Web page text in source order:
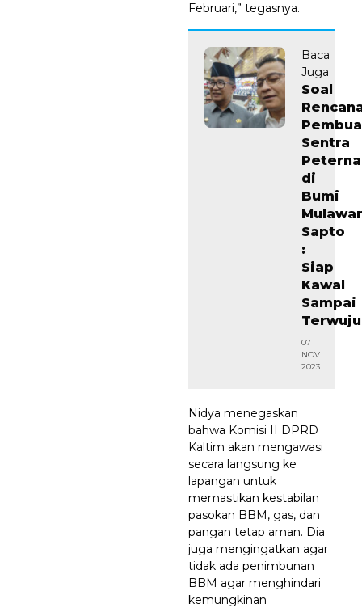
Februari,” tegasnya.
Baca
Juga
Soal
Sentra
di
Bumi
Sapto
:
Siap
Kawal
Sampai
07
NOV
2023
Nidya menegaskan
bahwa Komisi II DPRD
Kaltim akan mengawasi
secara langsung ke
lapangan untuk
memastikan kestabilan
pasokan BBM, gas, dan
pangan tetap aman. Dia
juga mengingatkan agar
tidak ada penimbunan
BBM agar menghindari
kemungkinan